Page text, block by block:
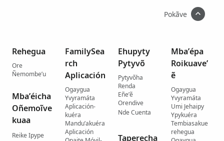
Pokãve
Rehegua
Ore
Ñemombe’u
Mba’éicha
Oñemoĩve
kuaa
Reike Ipype
FamilySea
rch
Aplicación
Ogaygua
Yvyramáta
Aplicación-
kuéra
Mandu’akuéra
Aplicación
Ehupyty
Pytyvõ
Pytyvõha
Renda
Eñe’ẽ
Orendive
Nde Cuenta
Taperecha
Mba’épa
Roikuave’
ẽ
Ogaygua
Yvyramáta
Umi Jehaipy
Ypykuéra
Tembiasakue
rehegua